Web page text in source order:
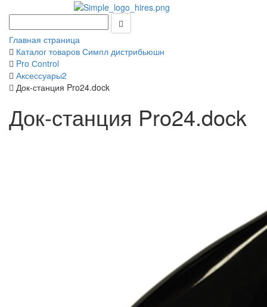
Главная страница
Каталог товаров Симпл дистрибьюшн
Pro Сontrol
Аксессуары2
Док-станция Pro24.dock
Док-станция Pro24.dock